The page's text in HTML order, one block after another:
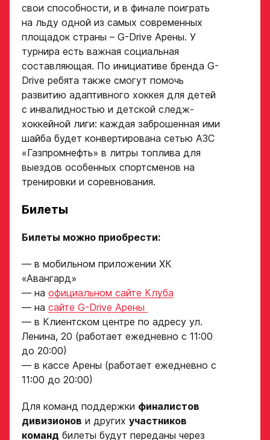
свои способности, и в финале поиграть
на льду одной из самых современных
площадок страны – G-Drive Арены. У
турнира есть важная социальная
составляющая. По инициативе бренда G-
Drive ребята также смогут помочь
развитию адаптивного хоккея для детей
с инвалидностью и детской следж-
хоккейной лиги: каждая заброшенная ими
шайба будет конвертирована сетью АЗС
«Газпромнефть» в литры топлива для
выездов особенных спортсменов на
тренировки и соревнования.
Билеты
Билеты можно приобрести:
— в мобильном приложении ХК
«Авангард»
— на официальном сайте Клуба
— на сайте G-Drive Арены
— в Клиентском центре по адресу ул.
Ленина, 20 (работает ежедневно с 11:00
до 20:00)
— в кассе Арены (работает ежедневно с
11:00 до 20:00)
Для команд поддержки финалистов
дивизионов и других участников
команд билеты будут переданы через
Заявка
на просмотр
в Хоккейную
Академию
«Авангард»
ФИО игрока
Заявка
на просмотр
в Хоккейную
Академию
«Авангард»
Форма только
для игроков 2008–
2014 гг. р.
ФИО игрока
Дата рождения игрока
полностью